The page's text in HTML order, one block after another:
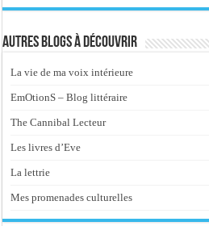
Autres blogs à découvrir
La vie de ma voix intérieure
EmOtionS – Blog littéraire
The Cannibal Lecteur
Les livres d’Eve
La lettrie
Mes promenades culturelles